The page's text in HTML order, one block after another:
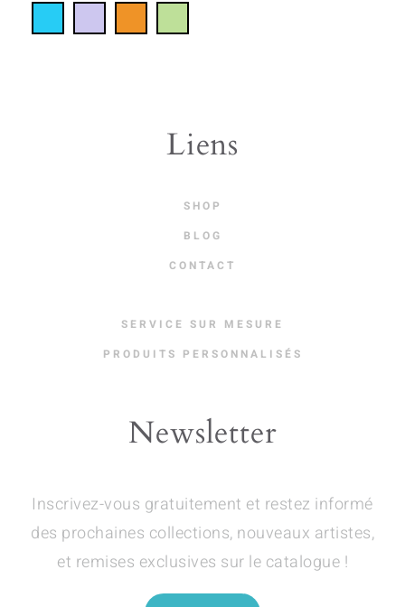
Liens
SHOP
BLOG
CONTACT
SERVICE SUR MESURE
PRODUITS PERSONNALISÉS
Newsletter
Inscrivez-vous gratuitement et restez informé
des prochaines collections, nouveaux artistes,
et remises exclusives sur le catalogue !